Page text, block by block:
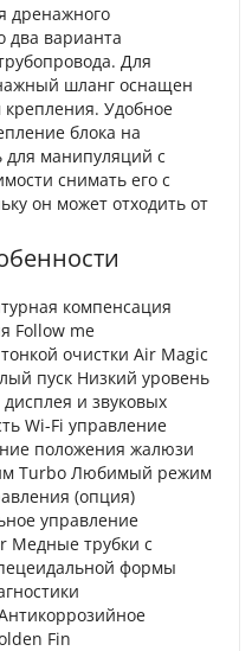
дренажного
два варианта
Для
шланг оснащен
Удобное
блока на
манипуляций с
снимать его с
он может отходить от
компенсация
Follow me
очистки Air Magic
пуск Низкий уровень
и звуковых
Wi-Fi управление
положения жалюзи
Turbo Любимый режим
(опция)
управление
Медные трубки с
формы
Fin